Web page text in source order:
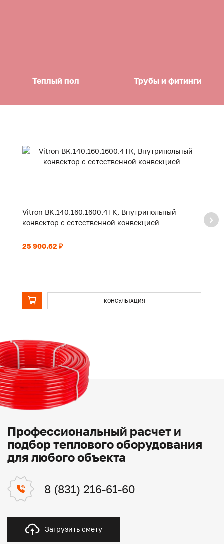
Теплый пол Трубы и фитинги
Vitron BK.140.160.1600.4ТК, Внутрипольный
конвектор с естественной конвекцией
25 900.62 ₽
КОНСУЛЬТАЦИЯ
Профессиональный расчет и
подбор теплового оборудования
для любого объекта
8 (831) 216-61-60
Загрузить смету